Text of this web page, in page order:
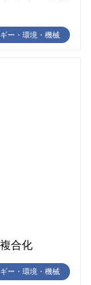
ー・環境・機械
合化
ー・環境・機械